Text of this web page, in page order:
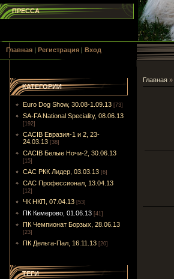
ПРЕССА
Главная | Регистрация | Вход
КАТЕГОРИИ
Euro Dog Show, 30.08-1.09.13 [73]
SA-FA National Speciality, 08.06.13
[192]
CACIB Евразия-1 и 2, 23-
24.03.13 [38]
CACIB Белые Ночи-2, 30.06.13
[15]
САС РКК Лидер, 03.03.13 [6]
САС Профессионал, 13.04.13
[12]
ЧК НКП, 07.04.13 [53]
ПК Кемерово, 01.06.13 [41]
ПК Чемпионат Борзых, 28.06.13
[23]
ПК Дельта-Пал, 16.11.13 [20]
ТЕГИ
Главная »